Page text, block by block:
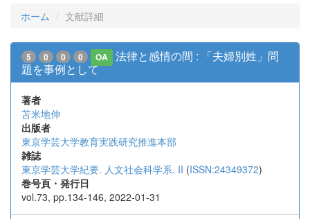
ホーム 文献詳細
5 0 0 0 OA
法律と感情の間 : 「夫婦別姓」問
題を事例として
著者
苫米地伸
出版者
東京学芸大学教育実践研究推進本部
雑誌
東京学芸大学紀要. 人文社会科学系. II (ISSN:24349372)
巻号頁・発行日
vol.73, pp.134-146, 2022-01-31